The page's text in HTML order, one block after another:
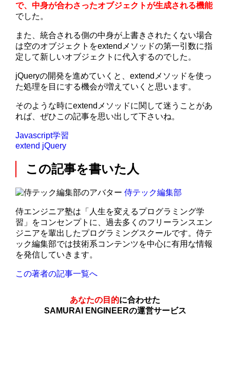
で、中身が合わさったオブジェクトが生成される機能
でした。
また、統合される側の中身が上書きされたくない場合
は空のオブジェクトをextendメソッドの第一引数に指
定して新しいオブジェクトに代入するのでした。
jQueryの開発を進めていくと、extendメソッドを使っ
た処理を目にする機会が増えていくと思います。
そのような時にextendメソッドに関して迷うことがあ
れば、ぜひこの記事を思い出して下さいね。
Javascript学習
extend jQuery
この記事を書いた人
侍テック編集部
侍エンジニア塾は「人生を変えるプログラミング学
習」をコンセンプトに、過去多くのフリーランスエン
ジニアを輩出したプログラミングスクールです。侍テ
ック編集部では技術系コンテンツを中心に有用な情報
を発信していきます。
この著者の記事一覧へ
あなたの目的に合わせた
SAMURAI ENGINEERの運営サービス